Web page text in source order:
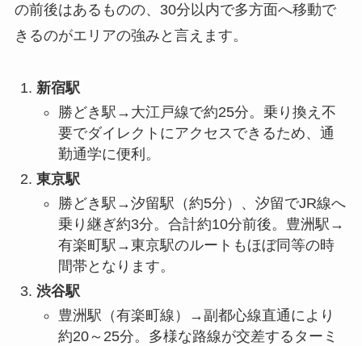
の前後はあるものの、30分以内で多方面へ移動で
きるのがエリアの強みと言えます。
新宿駅
勝どき駅→大江戸線で約25分。乗り換え不
要でダイレクトにアクセスできるため、通
勤通学に便利。
東京駅
勝どき駅→汐留駅（約5分）、汐留でJR線へ
乗り継ぎ約3分。合計約10分前後。豊洲駅→
有楽町駅→東京駅のルートもほぼ同等の時
間帯となります。
渋谷駅
豊洲駅（有楽町線）→副都心線直通により
約20～25分。多様な路線が交差するターミ